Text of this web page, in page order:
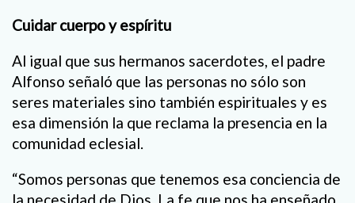
Cuidar cuerpo y espíritu
Al igual que sus hermanos sacerdotes, el padre
Alfonso señaló que las personas no sólo son
seres materiales sino también espirituales y es
esa dimensión la que reclama la presencia en la
comunidad eclesial.
“Somos personas que tenemos esa conciencia de